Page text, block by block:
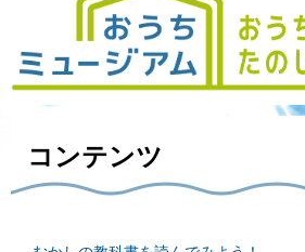
へ
コンテンツ